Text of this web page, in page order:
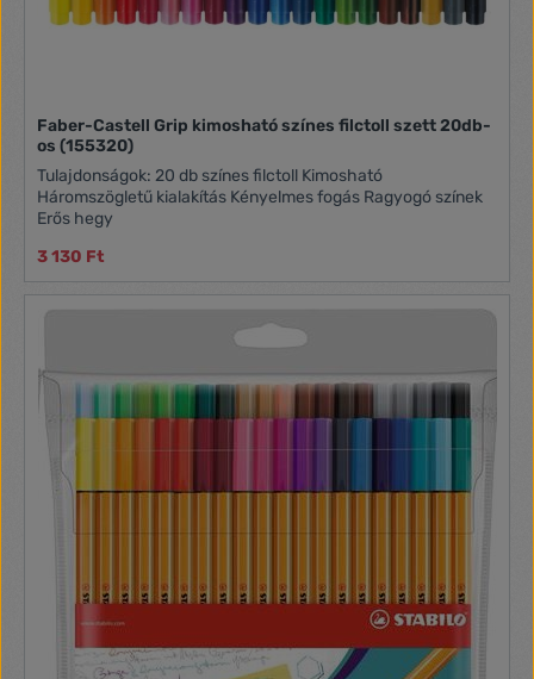
Faber-Castell Grip kimosható színes filctoll szett 20db-
os (155320)
Tulajdonságok: 20 db színes filctoll Kimosható
Háromszögletű kialakítás Kényelmes fogás Ragyogó színek
Erős hegy
3 130 Ft